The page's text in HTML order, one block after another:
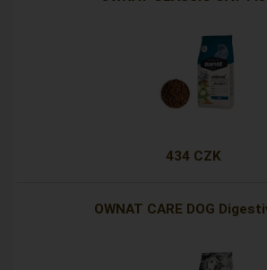
434 CZK
OWNAT CARE DOG